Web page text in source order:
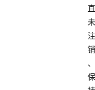
直
未
注
销
、
保